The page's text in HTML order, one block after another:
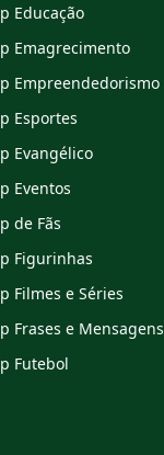
Educação
Emagrecimento
Empreendedorismo
Esportes
Evangélico
Eventos
de Fãs
Figurinhas
Filmes e Séries
Frases e Mensagens
Futebol